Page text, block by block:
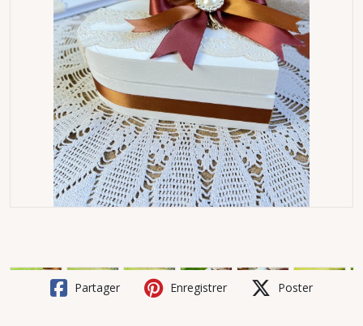
Partager Enregistrer Poster